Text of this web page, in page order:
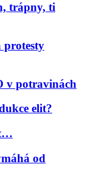
trápny, ti
protesty
v potravinách
elit?
od